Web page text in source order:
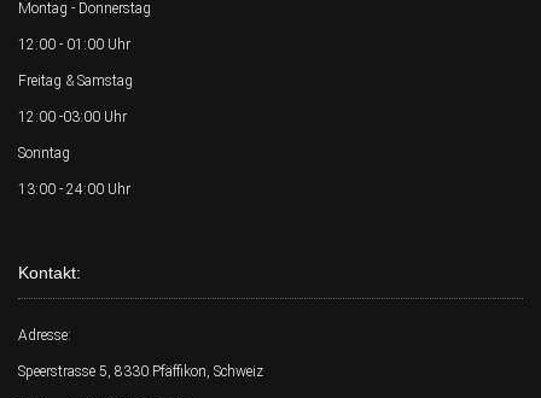
Montag - Donnerstag
12:00 - 01:00 Uhr
Freitag & Samstag
12:00 -03:00 Uhr
Sonntag
13:00 - 24:00 Uhr
Kontakt:
Adresse:
Speerstrasse 5, 8330 Pfäffikon, Schweiz